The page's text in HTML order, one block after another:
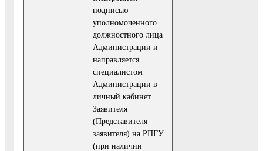
подписью
уполномоченного
должностного лица
Администрации и
направляется
специалистом
Администрации в
личный кабинет
Заявителя
(Представителя
заявителя) на РПГУ
(при наличии